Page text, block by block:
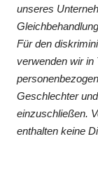
unseres
Für den
verwenden wir in
Geschlechter
einzuschließen.
enthalten keine